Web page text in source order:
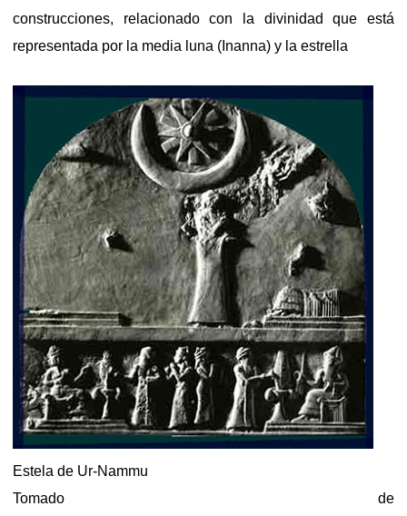
construcciones, relacionado con la divinidad que está
representada por la media luna (Inanna) y la estrella
Estela de Ur-Nammu
Tomado de